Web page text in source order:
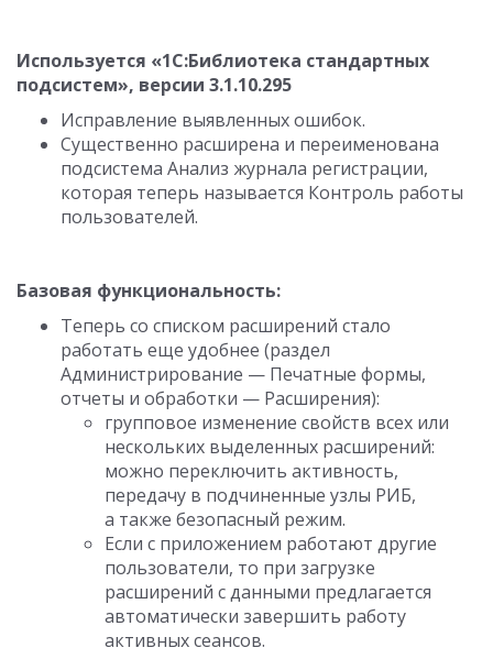
Используется «1С:Библиотека стандартных
подсистем», версии 3.1.10.295
Исправление выявленных ошибок.
Существенно расширена и переименована
подсистема Анализ журнала регистрации,
которая теперь называется Контроль работы
пользователей.
Базовая функциональность:
Теперь со списком расширений стало
работать еще удобнее (раздел
Администрирование — Печатные формы,
отчеты и обработки — Расширения):
групповое изменение свойств всех или
нескольких выделенных расширений:
можно переключить активность,
передачу в подчиненные узлы РИБ,
а также безопасный режим.
Если с приложением работают другие
пользователи, то при загрузке
расширений с данными предлагается
автоматически завершить работу
активных сеансов.